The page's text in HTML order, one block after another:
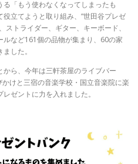
「もう使わなくなってしまったも
立てようと取り組み、“世田谷プレゼ
ストライダー、ギター、キーボード、
など161個の品物が集まり、60の家
した。
ら、今年は三軒茶屋のライブバー
けと三宿の音楽学校・国立音楽院に楽
ゼントに力を入れました。